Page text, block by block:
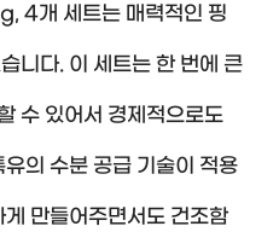
4개 세트는 매력적인 핑
니다. 이 세트는 한 번에 큰
수 있어서 경제적으로도
의 수분 공급 기술이 적용
만들어주면서도 건조함